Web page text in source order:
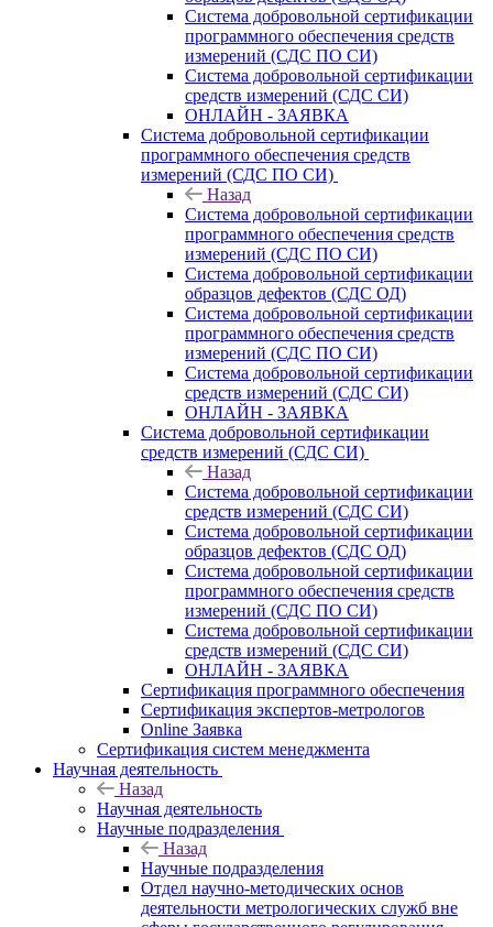
Система добровольной сертификации
программного обеспечения средств
измерений (СДС ПО СИ)
Система добровольной сертификации
средств измерений (СДС СИ)
ОНЛАЙН - ЗАЯВКА
Система добровольной сертификации
программного обеспечения средств
измерений (СДС ПО СИ)
Назад
Система добровольной сертификации
программного обеспечения средств
измерений (СДС ПО СИ)
Система добровольной сертификации
образцов дефектов (СДС ОД)
Система добровольной сертификации
программного обеспечения средств
измерений (СДС ПО СИ)
Система добровольной сертификации
средств измерений (СДС СИ)
ОНЛАЙН - ЗАЯВКА
Система добровольной сертификации
средств измерений (СДС СИ)
Назад
Система добровольной сертификации
средств измерений (СДС СИ)
Система добровольной сертификации
образцов дефектов (СДС ОД)
Система добровольной сертификации
программного обеспечения средств
измерений (СДС ПО СИ)
Система добровольной сертификации
средств измерений (СДС СИ)
ОНЛАЙН - ЗАЯВКА
Сертификация программного обеспечения
Сертификация экспертов-метрологов
Online Заявка
Сертификация систем менеджмента
Научная деятельность
Назад
Научная деятельность
Научные подразделения
Назад
Научные подразделения
Отдел научно-методических основ
деятельности метрологических служб вне